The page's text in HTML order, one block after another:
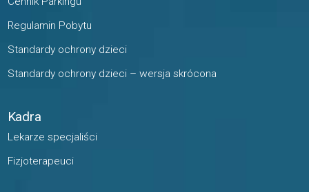
Regulamin Pobytu
Standardy ochrony dzieci
Standardy ochrony dzieci – wersja skrócona
Kadra
Lekarze specjaliści
Fizjoterapeuci